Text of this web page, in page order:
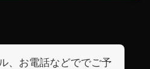
、お電話などででご予